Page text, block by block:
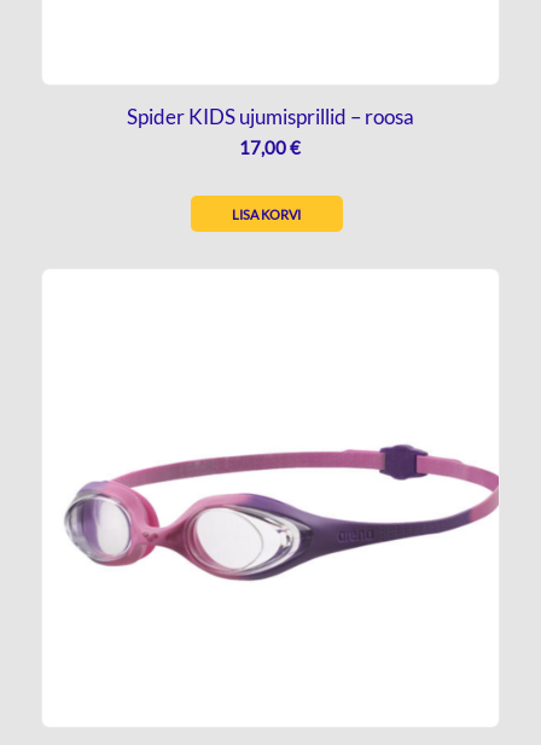
Spider KIDS ujumisprillid – roosa
17,00€
LISA KORVI